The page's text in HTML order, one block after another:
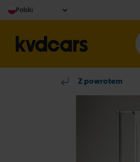
Polski
Z powrotem